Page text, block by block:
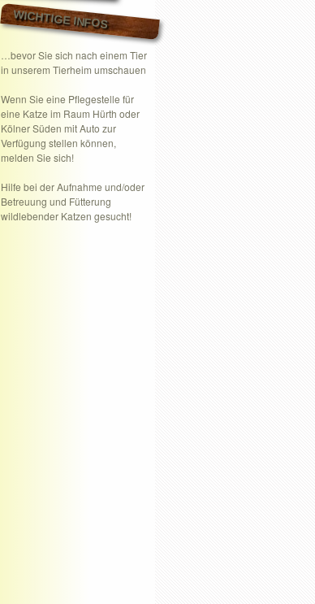
WICHTIGE INFOS
…bevor Sie sich nach einem Tier
in unserem Tierheim umschauen
Wenn Sie eine Pflegestelle für
eine Katze im Raum Hürth oder
Kölner Süden mit Auto zur
Verfügung stellen können,
melden Sie sich!
Hilfe bei der Aufnahme und/oder
Betreuung und Fütterung
wildlebender Katzen gesucht!